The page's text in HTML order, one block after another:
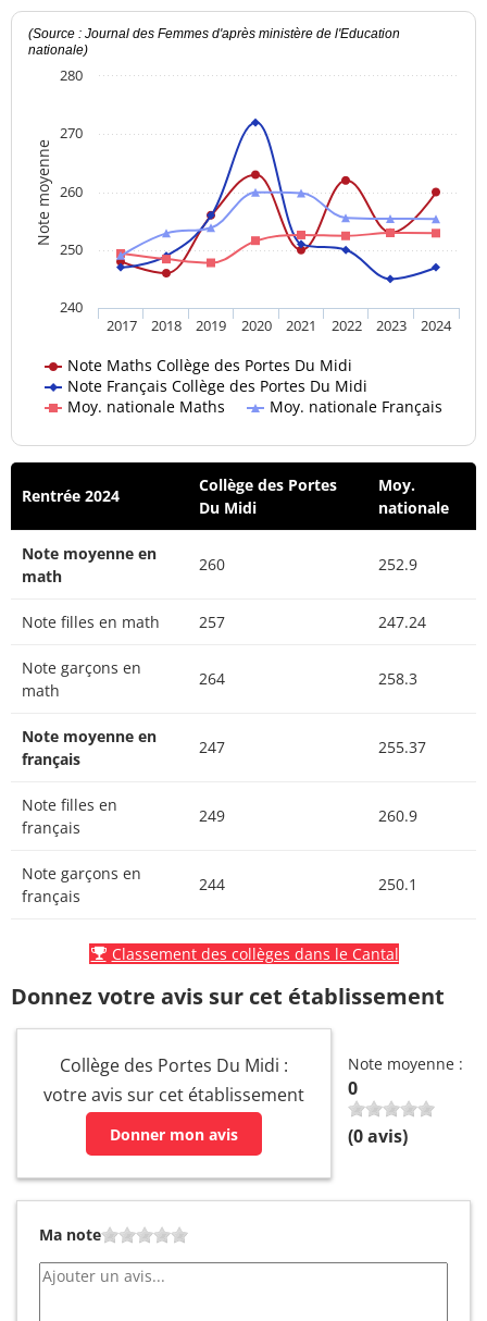
Note moyenne
(Source : Journal des Femmes d'après ministère de l'Education
nationale)
Note Maths Collège des Portes Du Midi
Note Français Collège des Portes Du Midi
Moy. nationale Maths
Moy. nationale Français
2017 2018 2019 2020 2021 2022 2023 2024
240
250
260
270
280
Rentrée 2024
Collège des Portes
Du Midi
Moy.
nationale
Note moyenne en
math
260 252.9
Note filles en math 257 247.24
Note garçons en
math
264 258.3
Note moyenne en
français
247 255.37
Note filles en
français
249 260.9
Note garçons en
français
244 250.1
Classement des collèges dans le Cantal
Donnez votre avis sur cet établissement
Collège des Portes Du Midi :
votre avis sur cet établissement
Donner mon avis
Note moyenne :
0
(0avis)
Ma note